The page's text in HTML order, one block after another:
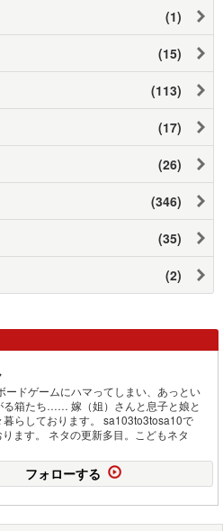
(1)
(15)
(113)
(17)
(26)
(346)
(35)
(2)
ードゲームにハマってしまい、あっとい
る箱たち…… 嫁（姐）さんと息子と娘と
暮らしております。 sa103to3tosa10で
ます。 ネタの更新多目。こどもネタ
フォローする